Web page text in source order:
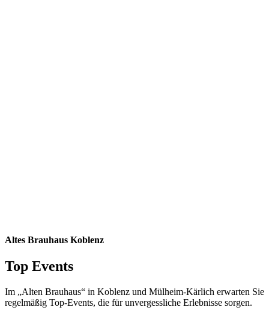
Altes Brauhaus Koblenz
Top Events
Im „Alten Brauhaus“ in Koblenz und Mülheim-Kärlich erwarten Sie
regelmäßig Top-Events, die für unvergessliche Erlebnisse sorgen.